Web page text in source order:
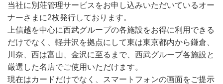
当社に別荘管理サービスをお申し込みいただいているオー
ナーさまに2枚発行しております。
上信越を中心に西武グループの各施設をお得に利用できる
だけでなく、軽井沢を拠点にして東は東京都内から鎌倉、
川奈、西は富山、金沢に至るまで、西武グループ各施設と
厳選した名店でご使用いただけます。
現在はカードだけでなく、スマートフォンの画面をご提示